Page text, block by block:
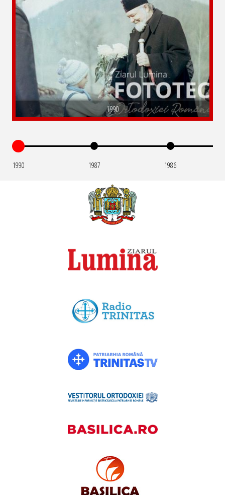
1990
1990 1987 1986